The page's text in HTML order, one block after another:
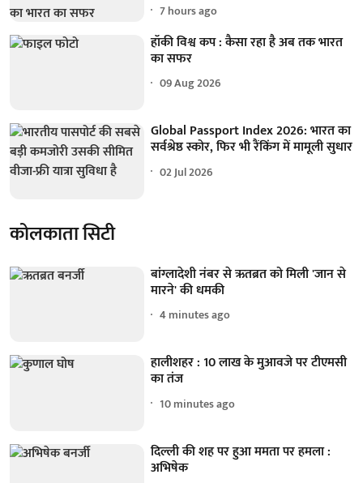
7 hours ago
हॉकी विश्व कप : कैसा रहा है अब तक भारत
का सफर
09 Aug 2026
Global Passport Index 2026: भारत का
सर्वश्रेष्ठ स्कोर, फिर भी रैंकिंग में मामूली सुधार
02 Jul 2026
कोलकाता सिटी
बांग्लादेशी नंबर से ऋतब्रत को मिली 'जान से
मारने' की धमकी
4 minutes ago
हालीशहर : 10 लाख के मुआवजे पर टीएमसी
का तंज
10 minutes ago
दिल्ली की शह पर हुआ ममता पर हमला :
अभिषेक